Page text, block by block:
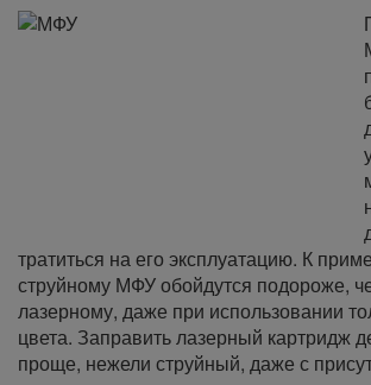
тратиться на его эксплуатацию. К
струйному МФУ обойдутся подороже,
лазерному, даже при использовании
цвета. Заправить лазерный картридж
проще, нежели струйный, даже с